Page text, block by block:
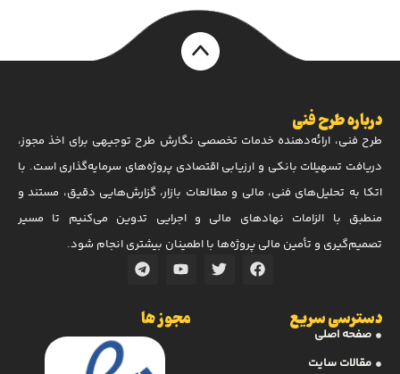
درباره طرح فنی
طرح فنی، ارائه‌دهنده خدمات تخصصی نگارش طرح توجیهی برای اخذ مجوز،
دریافت تسهیلات بانکی و ارزیابی اقتصادی پروژه‌های سرمایه‌گذاری است. با
اتکا به تحلیل‌های فنی، مالی و مطالعات بازار، گزارش‌هایی دقیق، مستند و
منطبق با الزامات نهادهای مالی و اجرایی تدوین می‌کنیم تا مسیر
تصمیم‌گیری و تأمین مالی پروژه‌ها با اطمینان بیشتری انجام شود.
دسترسی سریع
صفحه اصلی
مقالات سایت
مجوز ها